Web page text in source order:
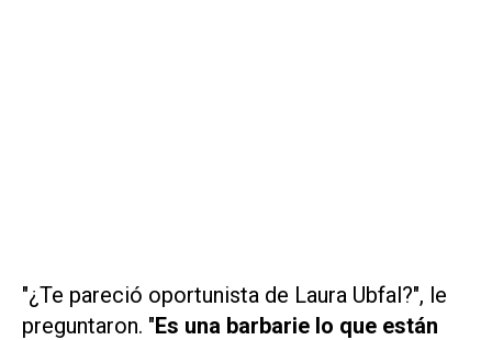
"¿Te pareció oportunista de Laura Ubfal?", le
preguntaron. "Es una barbarie lo que están